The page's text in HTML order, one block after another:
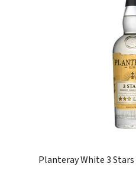
Planteray White 3